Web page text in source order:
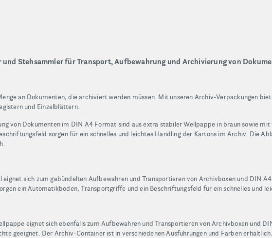
Stehsammler für Transport, Aufbewahrung und Archivierung von
an Dokumenten, die archiviert werden müssen. Mit unseren Archiv-Verpackungen
und Einzelblättern.
von Dokumenten im DIN A4 Format sind aus extra stabiler Wellpappe in braun sowie
sorgen für ein schnelles und leichtes Handling der Kartons im Archiv. Die
sich zum gebündelten Aufbewahren und Transportieren von Archivboxen und DIN
ein Automatikboden, Transportgriffe und ein Beschriftungsfeld für ein schnelles und
eignet sich ebenfalls zum Aufbewahren und Transportieren von Archivboxen und
geeignet. Der Archiv-Container ist in verschiedenen Ausführungen und Farben erhältlich.